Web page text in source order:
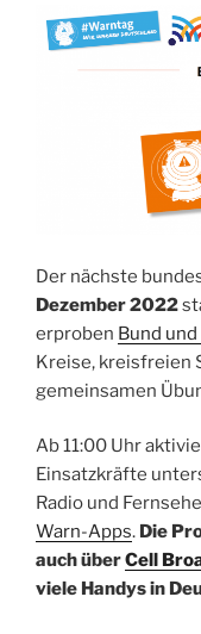
Der nächste
Dezember 2022
erproben Bund
Kreise, kreisfreien
gemeinsamen
Ab 11:00 Uhr
Einsatzkräfte
Radio und
Warn-Apps. Die
auch überCell
viele Handys in